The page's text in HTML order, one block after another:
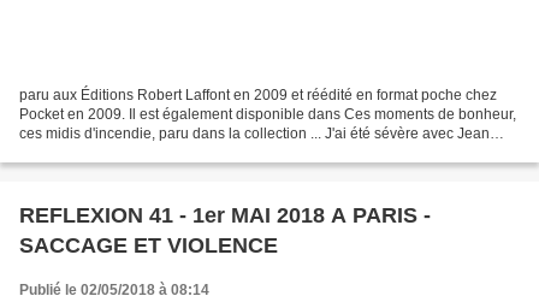
paru aux Éditions Robert Laffont en 2009 et réédité en format poche chez
Pocket en 2009. Il est également disponible dans Ces moments de bonheur,
ces midis d'incendie, paru dans la collection ... J'ai été sévère avec Jean
REFLEXION 41 - 1er MAI 2018 A PARIS -
SACCAGE ET VIOLENCE
Publié le 02/05/2018 à 08:14